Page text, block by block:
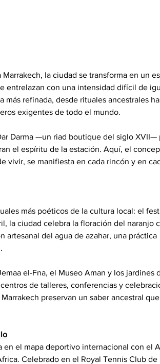
la ciudad se transforma en un
entrelazan con una intensidad difícil de
más refinada, desde rituales ancestrales
exigentes de todo el mundo.
Darma —un riad boutique del siglo XVII—
el espíritu de la estación. Aquí, el
vivir, se manifiesta en cada rincón y en
más poéticos de la cultura local: el
la ciudad celebra la floración del naranjo
artesanal del agua de azahar, una práctica
el-Fna, el Museo Aman y los jardines
de talleres, conferencias y
preservan un saber ancestral
en el mapa deportivo internacional con el
Celebrado en el Royal Tennis Club de